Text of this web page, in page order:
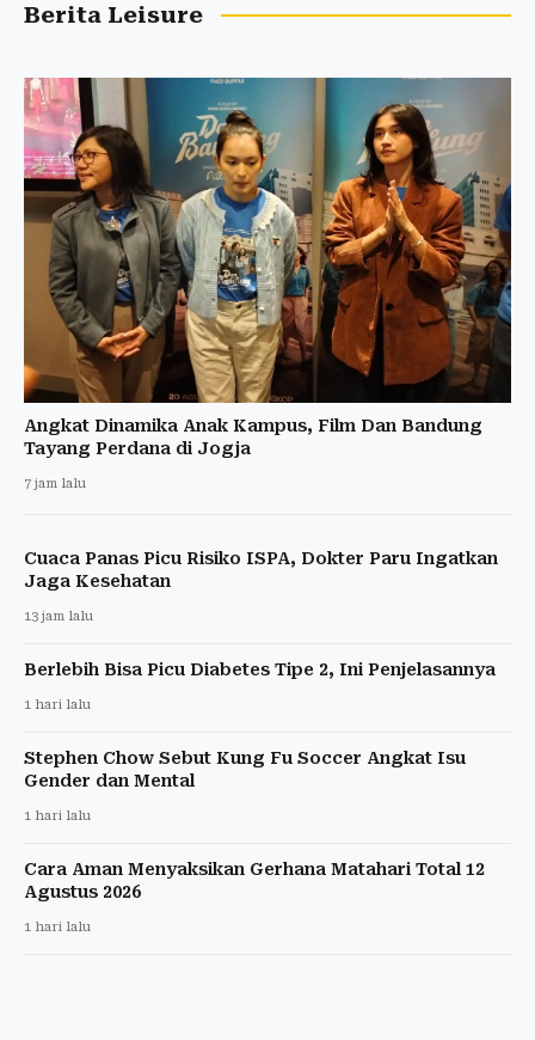
Berita Leisure
Angkat Dinamika Anak Kampus, Film Dan Bandung
Tayang Perdana di Jogja
7 jam lalu
Cuaca Panas Picu Risiko ISPA, Dokter Paru Ingatkan
Jaga Kesehatan
13 jam lalu
Berlebih Bisa Picu Diabetes Tipe 2, Ini Penjelasannya
1 hari lalu
Stephen Chow Sebut Kung Fu Soccer Angkat Isu
Gender dan Mental
1 hari lalu
Cara Aman Menyaksikan Gerhana Matahari Total 12
Agustus 2026
1 hari lalu